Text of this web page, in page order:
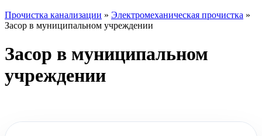
Прочистка канализации » Электромеханическая прочистка »
Засор в муниципальном учреждении
Засор в муниципальном
учрежденииГЛЕБ